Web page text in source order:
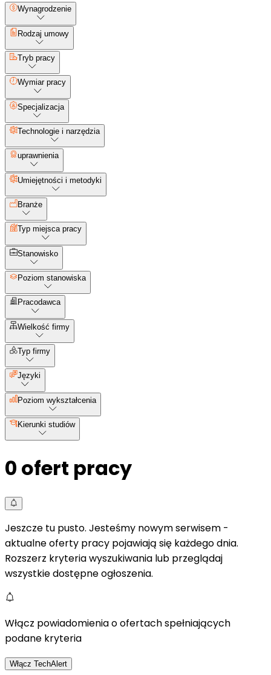
Wynagrodzenie
Rodzaj umowy
Tryb pracy
Wymiar pracy
Specjalizacja
Technologie i narzędzia
uprawnienia
Umiejętności i metodyki
Branże
Typ miejsca pracy
Stanowisko
Poziom stanowiska
Pracodawca
Wielkość firmy
Typ firmy
Języki
Poziom wykształcenia
Kierunki studiów
0 ofert pracy
Jeszcze tu pusto. Jesteśmy nowym serwisem -
aktualne oferty pracy pojawiają się każdego dnia.
Rozszerz kryteria wyszukiwania lub przeglądaj
wszystkie dostępne ogłoszenia.
Włącz powiadomienia o ofertach spełniających
podane kryteria
Włącz TechAlert